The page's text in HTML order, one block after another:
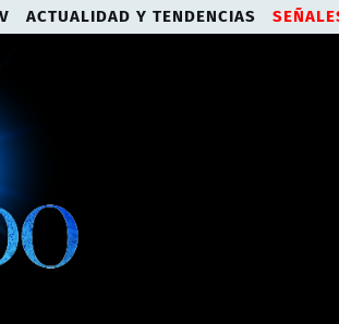
ACTUALIDAD Y TENDENCIAS